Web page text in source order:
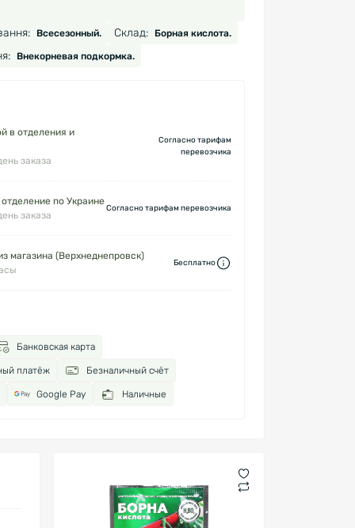
Всесезонный. Склад: Борная кислота.
Внекорневая подкормка.
в отделения и
заказа
Согласно тарифам
перевозчика
по Украине
заказа
Согласно тарифам перевозчика
магазина (Верхнеднепровск)
Бесплатно
Банковская карта
платёж Безналичный счёт
Google Pay Наличные